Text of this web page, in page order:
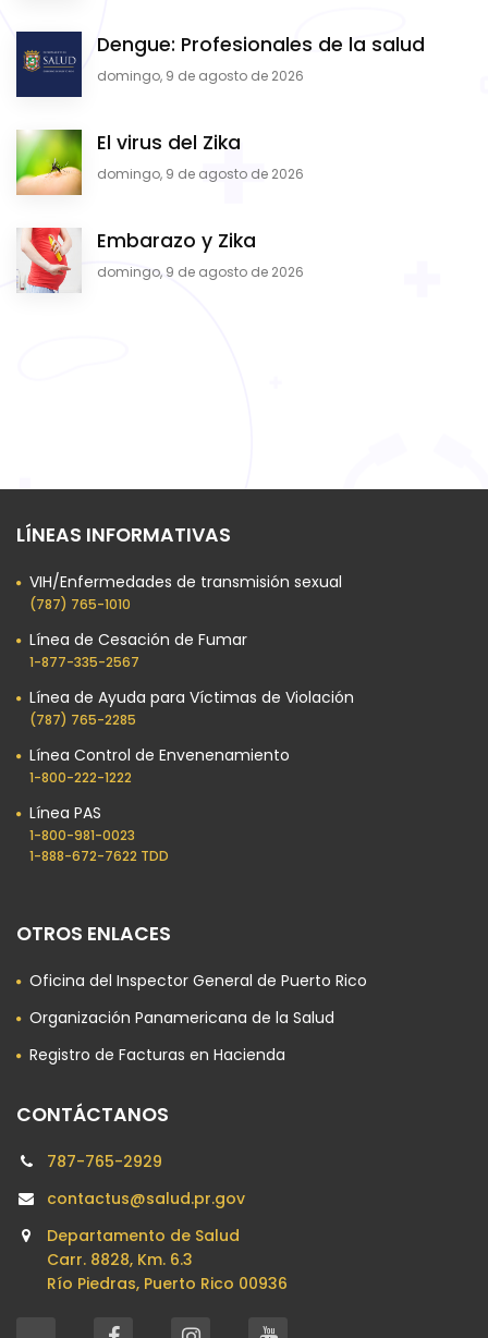
Dengue: Profesionales de la salud
domingo, 9 de agosto de 2026
El virus del Zika
domingo, 9 de agosto de 2026
Embarazo y Zika
domingo, 9 de agosto de 2026
OTROS ENLACES
Oficina del Inspector General de Puerto Rico
Organización Panamericana de la Salud
Registro de Facturas en Hacienda
LÍNEAS INFORMATIVAS
VIH/Enfermedades de transmisión sexual
(787) 765-1010
Línea de Cesación de Fumar
1-877-335-2567
Línea de Ayuda para Víctimas de Violación
(787) 765-2285
Línea Control de Envenenamiento
1-800-222-1222
Línea PAS
1-800-981-0023​
1-888-672-7622 TDD
CONTÁCTANOS
787-765-2929
contactus@salud.pr.gov
Departamento de Salud
Carr. 8828, Km. 6.3
Río Piedras, Puerto Rico 00936